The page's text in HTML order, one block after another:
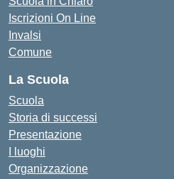
Iscrizioni On Line
Invalsi
Comune
La Scuola
Scuola
Storia di successi
Presentazione
I luoghi
Organizzazione